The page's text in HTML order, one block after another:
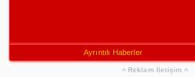
Ayrıntılı Haberler
Reklam İletişim